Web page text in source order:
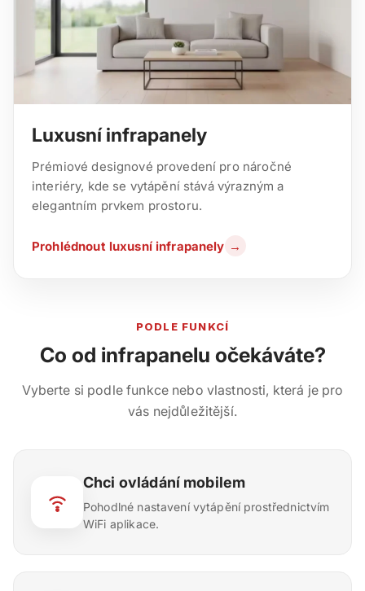
Luxusní infrapanely
Prémiové designové provedení pro náročné
interiéry, kde se vytápění stává výrazným a
elegantním prvkem prostoru.
Prohlédnout luxusní infrapanely →
PODLE FUNKCÍ
Co od infrapanelu očekáváte?
Vyberte si podle funkce nebo vlastnosti, která je pro
vás nejdůležitější.
Chci ovládání mobilem
Pohodlné nastavení vytápění prostřednictvím
WiFi aplikace.